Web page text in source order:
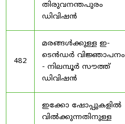
തിരുവനന്തപുരം
ഡിവിഷൻ
482
മരങ്ങൾക്കുള്ള ഇ-
ടെൻഡർ വിജ്ഞാപനം
- നിലമ്പൂർ സൗത്ത്
ഡിവിഷൻ
ഇക്കോ ഷോപ്പുകളിൽ
വിൽക്കുന്നതിനുള്ള